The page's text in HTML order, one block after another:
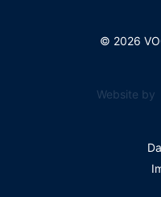
© 2026
Website by